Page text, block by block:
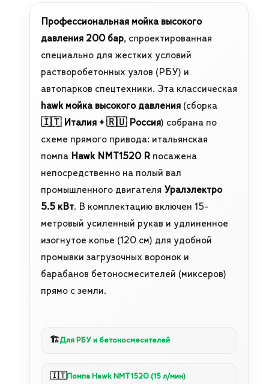
Профессиональная мойка высокого
давления 200 бар, спроектированная
специально для жестких условий
растворобетонных узлов (РБУ) и
автопарков спецтехники. Эта классическая
hawk мойка высокого давления (сборка
🇮🇹 Италия + 🇷🇺 Россия) собрана по
схеме прямого привода: итальянская
помпа Hawk NMT1520 R посажена
непосредственно на полый вал
промышленного двигателя Уралэлектро
5.5 кВт. В комплектацию включен 15-
метровый усиленный рукав и удлиненное
изогнутое копье (120 см) для удобной
промывки загрузочных воронок и
барабанов бетоносмесителей (миксеров)
прямо с земли.
🏗️Для РБУ и бетоносмесителей
🇮🇹Помпа Hawk NMT1520 (15 л/мин)